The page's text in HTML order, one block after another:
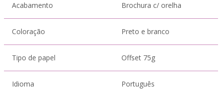
Acabamento Brochura c/ orelha
Coloração Preto e branco
Tipo de papel Offset 75g
Idioma Português